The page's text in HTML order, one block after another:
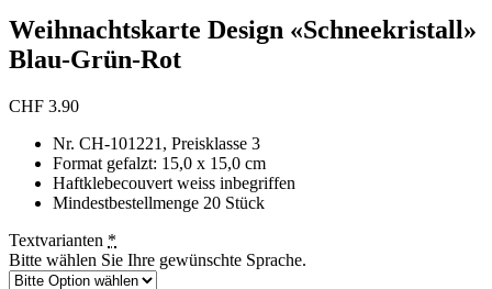
Weihnachtskarte Design «Schneekristall»
Blau-Grün-Rot
CHF 3.90
Nr. CH-101221, Preisklasse 3
Format gefalzt: 15,0 x 15,0 cm
Haftklebecouvert weiss inbegriffen
Mindestbestellmenge 20 Stück
Textvarianten *
Bitte wählen Sie Ihre gewünschte Sprache.